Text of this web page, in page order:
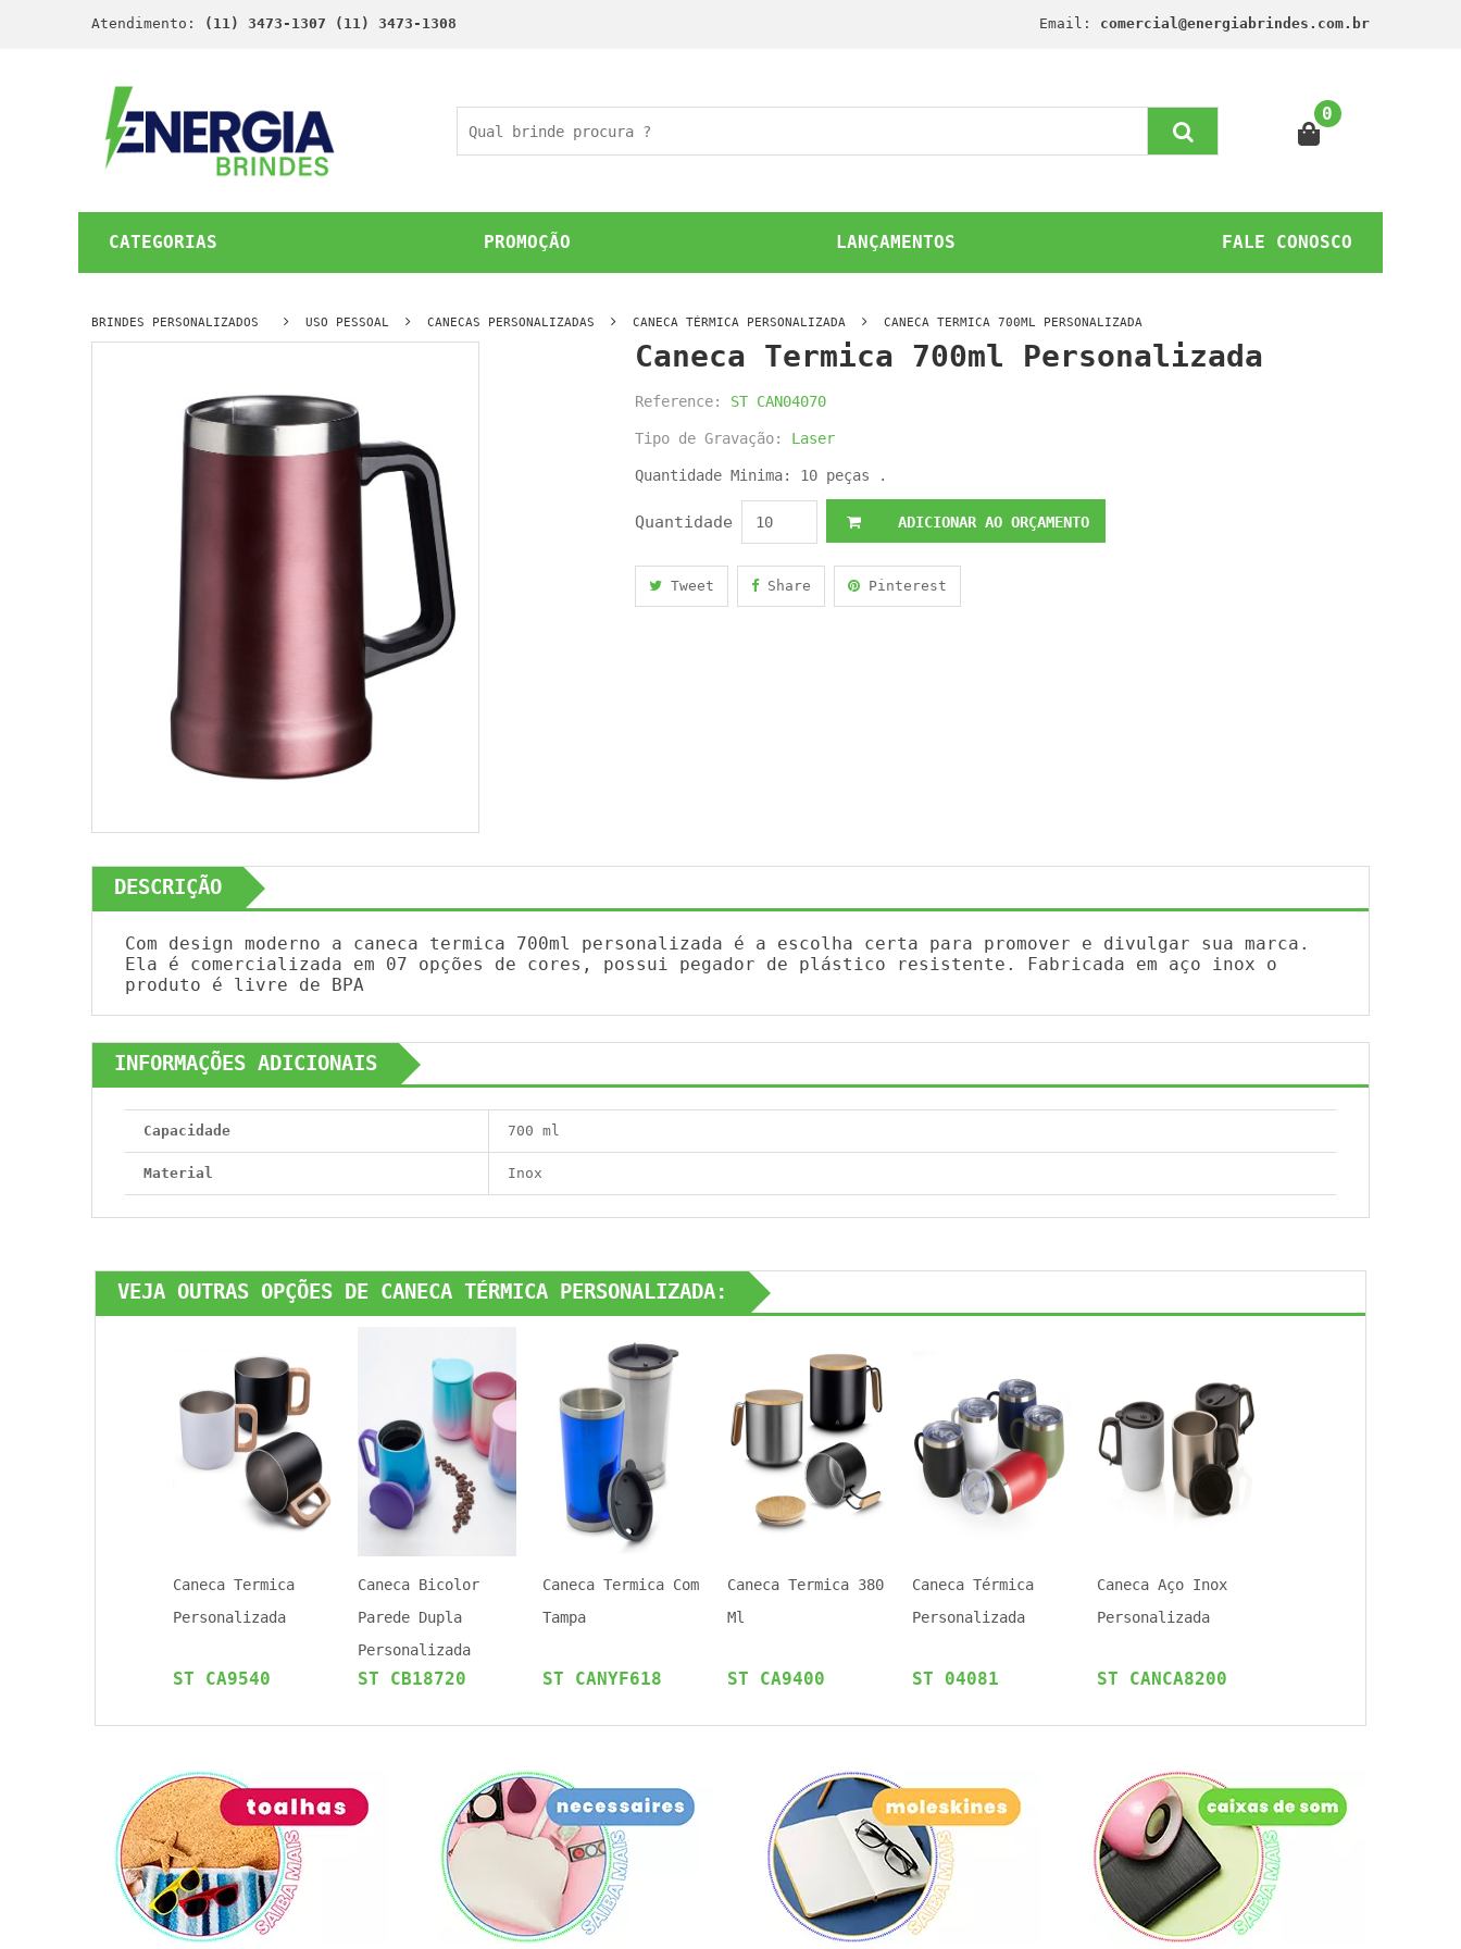
Atendimento: (11) 3473-1307 (11) 3473-1308 Email: comercial@energiabrindes.com.br
0
CATEGORIAS PROMOÇÃO LANÇAMENTOS FALE CONOSCO
BRINDES PERSONALIZADOS USO PESSOAL CANECAS PERSONALIZADAS CANECA TÉRMICA PERSONALIZADA CANECA TERMICA 700ML PERSONALIZADA
Caneca Termica 700ml Personalizada
Reference: ST CAN04070
Tipo de Gravação: Laser
Quantidade Minima: 10 peças .
Quantidade ADICIONAR AO ORÇAMENTO
Tweet Share Pinterest
DESCRIÇÃO
Com design moderno a caneca termica 700ml personalizada é a escolha certa para promover e divulgar sua marca.
Ela é comercializada em 07 opções de cores, possui pegador de plástico resistente. Fabricada em aço inox o
produto é livre de BPA
INFORMAÇÕES ADICIONAIS
Capacidade 700 ml
Material Inox
VEJA OUTRAS OPÇÕES DE CANECA TÉRMICA PERSONALIZADA:
Caneca Termica
Personalizada
ST CA9540
Caneca Bicolor
Parede Dupla
Personalizada
ST CB18720
Caneca Termica Com
Tampa
ST CANYF618
Caneca Termica 380
Ml
ST CA9400
Caneca Térmica
Personalizada
ST 04081
Caneca Aço Inox
Personalizada
ST CANCA8200